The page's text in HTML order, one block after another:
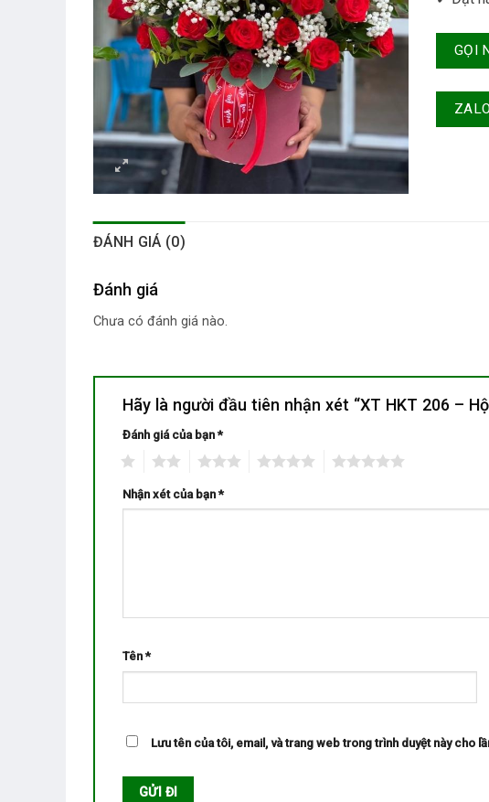
GỌI
ĐÁNH GIÁ (0)
Đánh giá
Chưa có đánh giá nào.
Hãy là người đầu tiên nhận xét “XT HKT 206 –
Đánh giá của bạn*
Nhận xét của bạn*
Tên*
Lưu tên của tôi, email, và trang web trong trình duyệt này cho